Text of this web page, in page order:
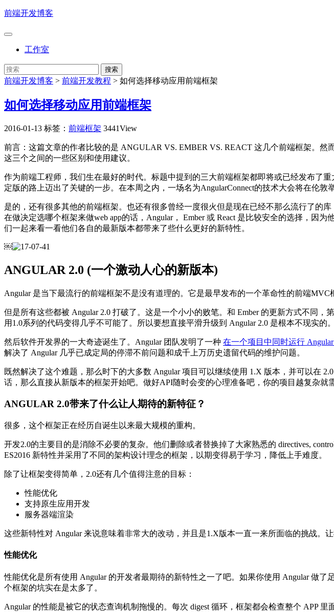
前端开发博客
工作室
前端开发博客 > 前端开发教程 > 如何选择移动应用前端框架
如何选择移动应用前端框架
2016-01-13 标签： 前端框架 3441View
前言：这篇文章的作者比较的是 ANGULAR VS. EMBER VS. REACT 这几个前端框架。
这三个之间的一些区别和使用建议。
作为前端工程师，我们生在最好的时代。标题中提到的三大前端框架都即将或已经发布了
定版的路上迈出了关键的一步。在本周之内，一场名为AngularConnect的技术大会将在伦敦
是的，还有很多其他的前端框架。也还有很多曾经一度很火但是现在已经不那么流行了的
在做决定选哪个框架来做web app的话，Angular， Ember 或 React 是比较安全的选择，
们一起来看一看他们各自的最新版本都带来了些什么更好的新特性。
￼
ANGULAR 2.0 (一个激动人心的新版本)
Angular 是当下最流行的前端框架不是没有道理的。它是最早发布的一个革命性的前端MVC
但是所有这些都被 Angular 2.0 打破了。这是一个小小的败笔。和 Ember 的更新方式不同
用1.0系列的代码变得几乎不可能了。所以要想直接平滑升级到 Angular 2.0 是根本不现实的。
然后软件开发界的一大奇迹诞生了。Angular 团队发明了一种 在一个项目中同时运行
解决了 Angular 几乎已成定局的停滞不前问题和成千上万历史遗留代码的维护问题。
既然解决了这个难题，那么时下的大多数 Angular 项目可以继续使用 1.X 版本，并可以在
话，那么直接从新版本的框架开始吧。做好API随时会变的心理准备吧，你的项目越复杂就
ANGULAR 2.0带来了什么让人期待的新特征？
很多，这个框架正在经历自诞生以来最大规模的重构。
开发2.0的主要目的是消除不必要的复杂。他们删除或者替换掉了大家熟悉的 directives,
ES2016 新特性并采用了不同的架构设计理念的框架，以期变得易于学习，降低上手难度。
除了让框架变得简单，2.0还有几个值得注意的目标：
性能优化
支持原生应用开发
服务器端渲染
这些新特性对 Angular 来说意味着非常大的改动，并且是1.X版本一直一来所面临的挑战。
性能优化
性能优化是所有使用 Angular 的开发者最期待的新特性之一了吧。如果你使用 Angular 做
个框架的坑实在是太多了。
Angular 的性能是被它的状态查询机制拖慢的。每次 digest 循环，框架都会检查整个 APP